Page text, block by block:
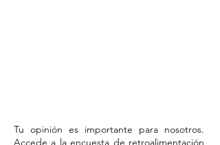
Tu opinión es importante para nosotros.
Accede a la encuesta de retroalimentación